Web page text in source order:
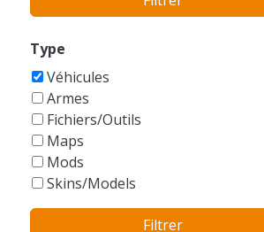
GTA San Andreas
GTA Vice City
Type
Véhicules
Armes
Fichiers/Outils
Maps
Mods
Skins/Models
Filtrer